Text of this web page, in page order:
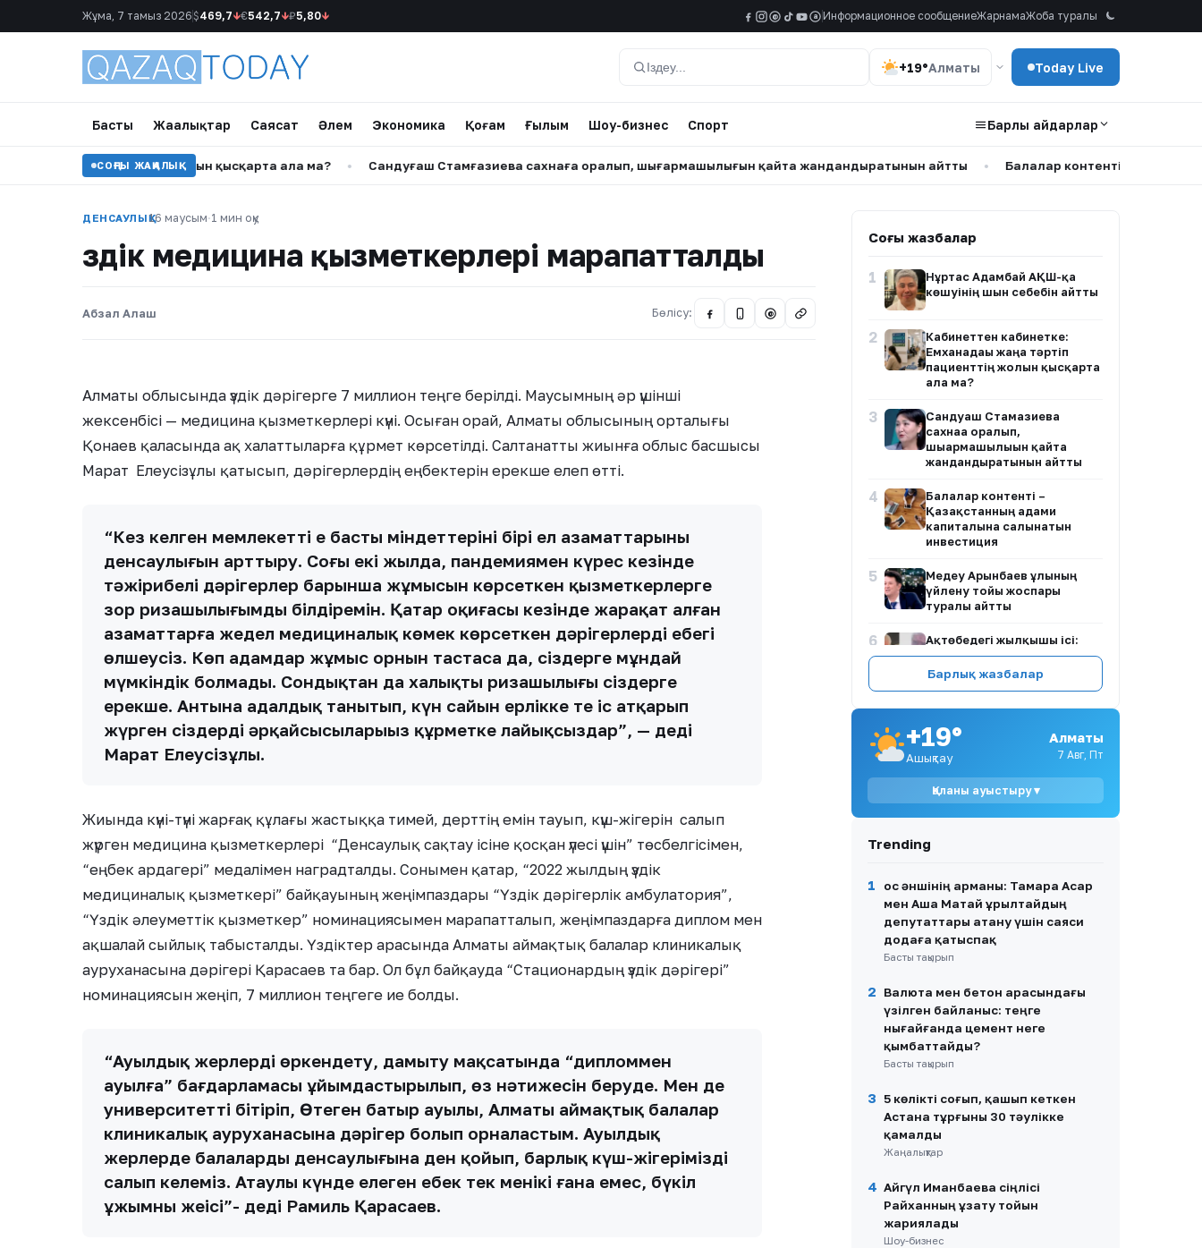
Жұма, 7 тамыз 2026 $469,7↓€542,7↓₽5,80↓ @ a Информационное сообщениеЖарнамаЖоба туралы
Іздеу
+19°Алматы Today Live
Басты Жаңалықтар Саясат Әлем Экономика Қоғам Ғылым Шоу-бизнес Спорт Барлық айдарлар
СОҢҒЫ ЖАҢАЛЫҚ
пациенттің жолын қысқарта ала ма? • Сандуғаш Стамғазиева сахнаға оралып, шығармашылығын қайта жандандыратынын айтты • Балалар контенті – Қазақстанның
ДЕНСАУЛЫҚ16 маусым·1 мин оқу
Үздік медицина қызметкерлері марапатталды
Абзал Алаш Бөлісу: @
Алматы облысында үздік дәрігерге 7 миллион теңге берілді. Маусымның әр үшінші
жексенбісі — медицина қызметкерлері күні. Осыған орай, Алматы облысының орталығы
Қонаев қаласында ақ халаттыларға құрмет көрсетілді. Салтанатты жиынға облыс басшысы
Марат Елеусізұлы қатысып, дәрігерлердің еңбектерін ерекше елеп өтті.
“Кез келген мемлекеттің ең басты міндеттерінің бірі ел азаматтарының
денсаулығын арттыру. Соңғы екі жылда, пандемиямен күрес кезінде
тәжірибелі дәрігерлер барынша жұмысын көрсеткен қызметкерлерге
зор ризашылығымды білдіремін. Қаңтар оқиғасы кезінде жарақат алған
азаматтарға жедел медициналық көмек көрсеткен дәрігерлердің еңбегі
өлшеусіз. Көп адамдар жұмыс орнын тастаса да, сіздерге мұндай
мүмкіндік болмады. Сондықтан да халықтың ризашылығы сіздерге
ерекше. Антына адалдық танытып, күн сайын ерлікке тең іс атқарып
жүрген сіздердің әрқайсысыларыңыз құрметке лайықсыздар”, — деді
Марат Елеусізұлы.
Жиында күні-түні жарғақ құлағы жастыққа тимей, дерттің емін тауып, күш-жігерін салып
жүрген медицина қызметкерлері “Денсаулық сақтау ісіне қосқан үлесі үшін” төсбелгісімен,
“еңбек ардагері” медалімен наградталды. Сонымен қатар, “2022 жылдың үздік
медициналық қызметкері” байқауының жеңімпаздары “Үздік дәрігерлік амбулатория”,
“Үздік әлеуметтік қызметкер” номинациясымен марапатталып, жеңімпаздарға диплом мен
ақшалай сыйлық табысталды. Үздіктер арасында Алматы аймақтық балалар клиникалық
ауруханасына дәрігері Қарасаев та бар. Ол бұл байқауда “Стационардың үздік дәрігері”
номинациясын жеңіп, 7 миллион теңгеге ие болды.
“Ауылдық жерлерді өркендету, дамыту мақсатында “дипломмен
ауылға” бағдарламасы ұйымдастырылып, өз нәтижесін беруде. Мен де
университетті бітіріп, Өтеген батыр ауылы, Алматы аймақтық балалар
клиникалық ауруханасына дәрігер болып орналастым. Ауылдық
жерлерде балалардың денсаулығына ден қойып, барлық күш-жігерімізді
салып келеміз. Атаулы күнде елеңген еңбек тек менікі ғана емес, бүкіл
ұжымның жеңісі”- деді Рамиль Қарасаев.
Соңғы жазбалар
1
Нұртас Адамбай АҚШ-қа
көшуінің шын себебін айтты
2
Кабинеттен кабинетке:
Емханадағы жаңа тәртіп
пациенттің жолын қысқарта
ала ма?
3
Сандуғаш Стамғазиева
сахнаға оралып,
шығармашылығын қайта
жандандыратынын айтты
4
Балалар контенті –
Қазақстанның адами
капиталына салынатын
инвестиция
5
Медеу Арынбаев ұлының
үйлену тойы жоспары
туралы айтты
6
Ақтөбедегі жылқышы ісі:
заңгер біржақты ақпаратқа
сенбеуге шақырды
7
тасжолдардағы
антисанитария жаға ұстатты
8
Балалар жүретін көшеде
алабай бос жүр: Ақмола
теңге айыппұлмен құтылды
9
облысында 2,5 мың тұрғын
күн сайын ажалмен бетпе-
бет келуде
10
719 мың жанға жәрдем:
қажеттіліктері бар
азаматтарды қолдау қалай
жүзеге асырылып жатыр?
Барлық жазбалар
+19°
Ашықтау
Алматы
7 Авг, Пт
Қаланы ауыстыру ▾
Trending
1
Қос әншінің арманы: Тамара Асар
мен Аша Матай Құрылтайдың
депутаттары атану үшін саяси
додаға қатыспақ
Басты тақырып
2
Валюта мен бетон арасындағы
үзілген байланыс: теңге
нығайғанда цемент неге
қымбаттайды?
Басты тақырып
3
5 көлікті соғып, қашып кеткен
Астана тұрғыны 30 тәулікке
қамалды
Жаңалықтар
4 Айгүл Иманбаева сіңлісі
Райханның ұзату тойын
жариялады
Шоу-бизнес